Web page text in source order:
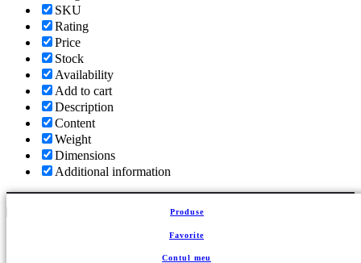
Produse
Favorite
Contul meu
SKU
Rating
Price
Stock
Availability
Add to cart
Description
Content
Weight
Dimensions
Additional information